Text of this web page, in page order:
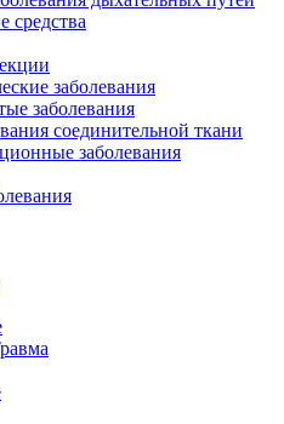
заболевания
заболевания
соединительной ткани
заболевания